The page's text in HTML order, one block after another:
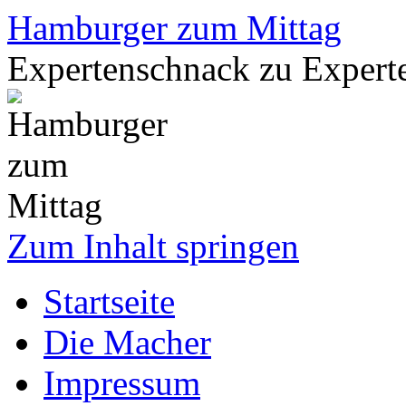
Hamburger zum Mittag
Expertenschnack zu
Zum Inhalt springen
Startseite
Die Macher
Impressum